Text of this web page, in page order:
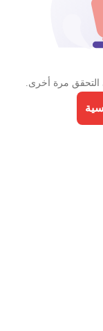
التحقق مرة أخرى.